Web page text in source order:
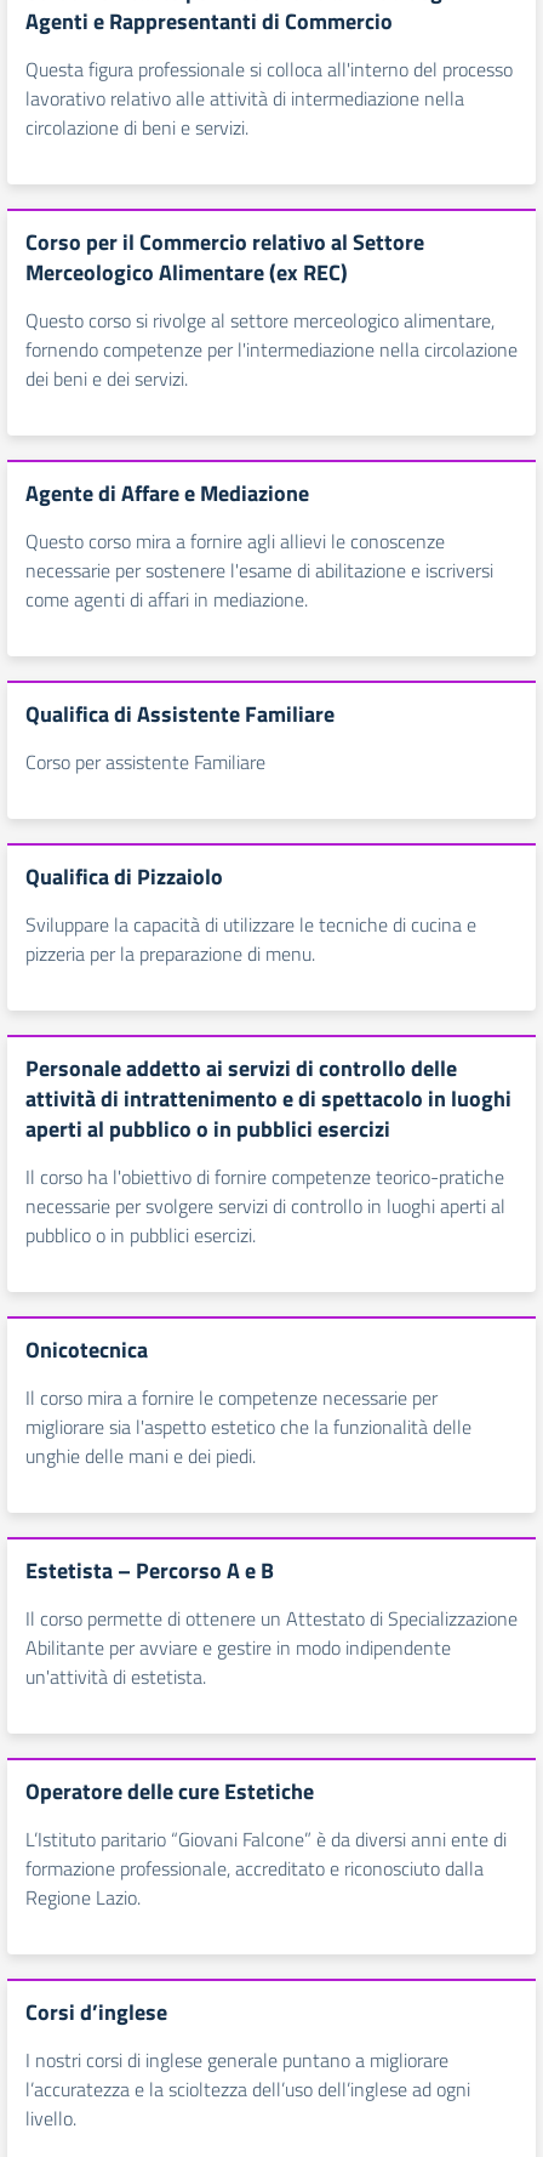
Agenti e Rappresentanti di Commercio
Questa figura professionale si colloca all'interno del processo
lavorativo relativo alle attività di intermediazione nella
circolazione di beni e servizi.
Corso per il Commercio relativo al Settore
Merceologico Alimentare (ex REC)
Questo corso si rivolge al settore merceologico alimentare,
fornendo competenze per l'intermediazione nella circolazione
dei beni e dei servizi.
Agente di Affare e Mediazione
Questo corso mira a fornire agli allievi le conoscenze
necessarie per sostenere l'esame di abilitazione e iscriversi
come agenti di affari in mediazione.
Qualifica di Assistente Familiare
Corso per assistente Familiare
Qualifica di Pizzaiolo
Sviluppare la capacità di utilizzare le tecniche di cucina e
pizzeria per la preparazione di menu.
Personale addetto ai servizi di controllo delle
attività di intrattenimento e di spettacolo in luoghi
aperti al pubblico o in pubblici esercizi
Il corso ha l'obiettivo di fornire competenze teorico-pratiche
necessarie per svolgere servizi di controllo in luoghi aperti al
pubblico o in pubblici esercizi.
Onicotecnica
Il corso mira a fornire le competenze necessarie per
migliorare sia l'aspetto estetico che la funzionalità delle
unghie delle mani e dei piedi.
Estetista – Percorso A e B
Il corso permette di ottenere un Attestato di Specializzazione
Abilitante per avviare e gestire in modo indipendente
un'attività di estetista.
Operatore delle cure Estetiche
L’Istituto paritario “Giovani Falcone” è da diversi anni ente di
formazione professionale, accreditato e riconosciuto dalla
Regione Lazio.
Corsi d’inglese
I nostri corsi di inglese generale puntano a migliorare
l’accuratezza e la scioltezza dell’uso dell’inglese ad ogni
livello.